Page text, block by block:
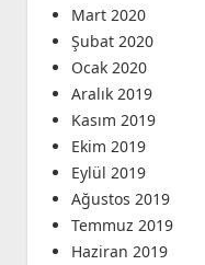
Mart 2020
Şubat 2020
Ocak 2020
Aralık 2019
Kasım 2019
Ekim 2019
Eylül 2019
Ağustos 2019
Temmuz 2019
Haziran 2019